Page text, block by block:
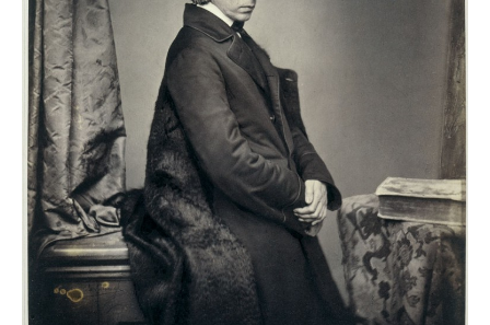
Friedrich Overbeck, Der Triumph der Religion in
den Künsten, 1829 –1840, 389 × 390 cm; Städel
Museum, Frankfurt am Main
1/5
Friedrich Overbeck, Detail aus dem Magdeburger
Karton Christus und Maria, 1853, 200 × 218 cm;
Kulturhistorisches Museum Magdeburg
1/5